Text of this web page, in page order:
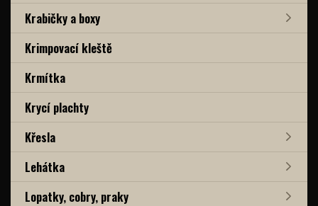
Krabičky a boxy
Krimpovací kleště
Krmítka
Krycí plachty
Křesla
Lehátka
Lopatky, cobry, praky